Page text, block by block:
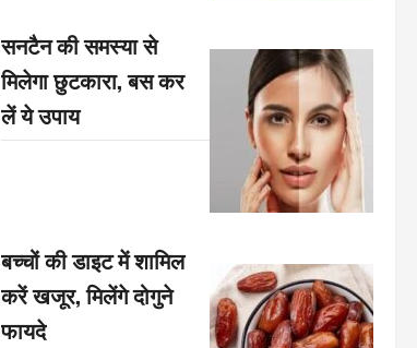
सनटैन की समस्या से
मिलेगा छुटकारा, बस कर
लें ये उपाय
बच्चों की डाइट में शामिल
करें खजूर, मिलेंगे दोगुने
फायदे